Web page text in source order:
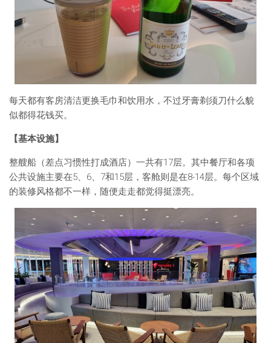
每天都有客房清洁更换毛巾和饮用水，不过牙膏剃须刀什么貌
似都得花钱买。
【基本设施】
整艘船（差点习惯性打成酒店）一共有17层。其中餐厅和各项
公共设施主要在5、6、7和15层，客舱则是在8-14层。每个区域
的装修风格都不一样，随便走走都觉得挺漂亮。